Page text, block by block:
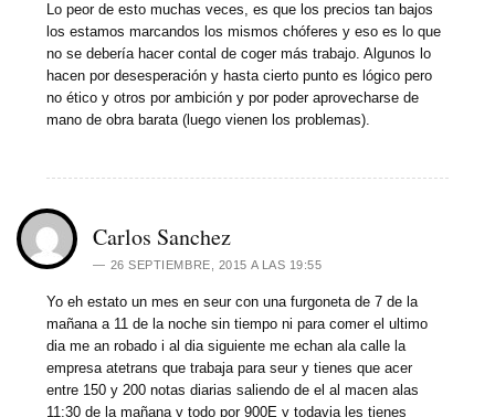
Lo peor de esto muchas veces, es que los precios tan bajos
los estamos marcandos los mismos chóferes y eso es lo que
no se debería hacer contal de coger más trabajo. Algunos lo
hacen por desesperación y hasta cierto punto es lógico pero
no ético y otros por ambición y por poder aprovecharse de
mano de obra barata (luego vienen los problemas).
Carlos Sanchez
26 SEPTIEMBRE, 2015 A LAS 19:55
Yo eh estato un mes en seur con una furgoneta de 7 de la
mañana a 11 de la noche sin tiempo ni para comer el ultimo
dia me an robado i al dia siguiente me echan ala calle la
empresa atetrans que trabaja para seur y tienes que acer
entre 150 y 200 notas diarias saliendo de el al macen alas
11:30 de la mañana y todo por 900E y todavia les tienes